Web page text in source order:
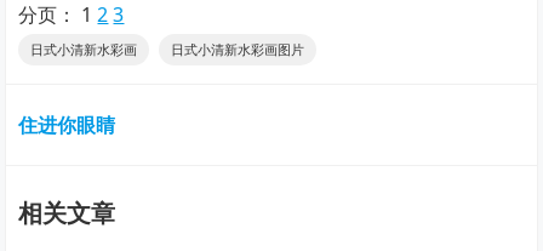
分页： 1 2 3
日式小清新水彩画 日式小清新水彩画图片
住进你眼睛
相关文章